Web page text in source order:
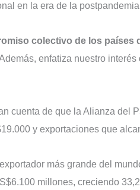
en la era de la
colectivo de los países
enfatiza nuestro
cuenta de que la Alianza del
y exportaciones que
más grande del
millones, creciendo